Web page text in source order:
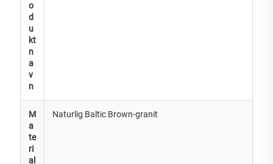
o
d
u
kt
n
a
v
n
M
a
te
ri
al
Naturlig Baltic Brown-granit